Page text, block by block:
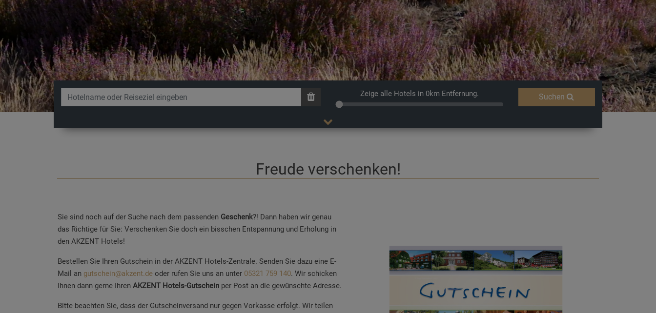
Zeige alle Hotels in 0km Entfernung. Suchen
Freude verschenken!
Sie sind noch auf der Suche nach dem passenden Geschenk?! Dann haben wir genau
das Richtige für Sie: Verschenken Sie doch ein bisschen Entspannung und Erholung in
den AKZENT Hotels!
Bestellen Sie Ihren Gutschein in der AKZENT Hotels-Zentrale. Senden Sie dazu eine E-
Mail an gutschein@akzent.de oder rufen Sie uns an unter 05321 759 140. Wir schicken
Ihnen dann gerne Ihren AKZENT Hotels-Gutschein per Post an die gewünschte Adresse.
Bitte beachten Sie, dass der Gutscheinversand nur gegen Vorkasse erfolgt. Wir teilen